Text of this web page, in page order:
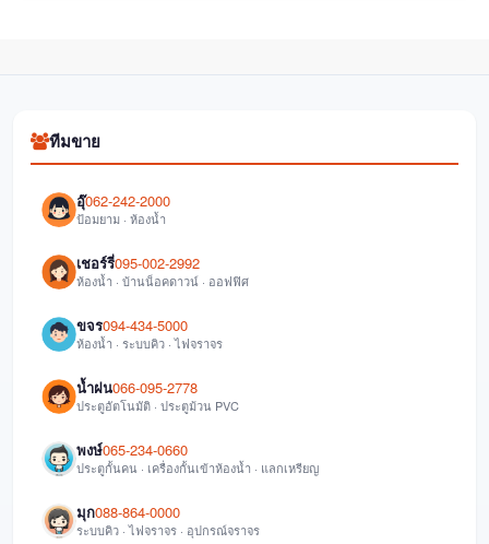
ทีมขาย
อุ๊062-242-2000
ป้อมยาม · ห้องน้ำ
เชอร์รี่095-002-2992
ห้องน้ำ · บ้านน็อคดาวน์ · ออฟฟิศ
ขจร094-434-5000
ห้องน้ำ · ระบบคิว · ไฟจราจร
น้ำฝน066-095-2778
ประตูอัตโนมัติ · ประตูม้วน PVC
พงษ์065-234-0660
ประตูกั้นคน · เครื่องกั้นเข้าห้องน้ำ · แลกเหรียญ
มุก088-864-0000
ระบบคิว · ไฟจราจร · อุปกรณ์จราจร